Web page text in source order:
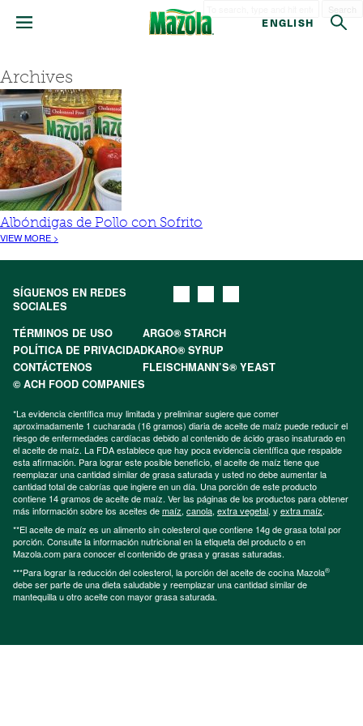
ENGLISH
Archives
Albóndigas de Pollo con Sofrito
VIEW MORE >
SÍGUENOS EN REDES
SOCIALES
TÉRMINOS DE USO
ARGO® STARCH
POLÍTICA DE PRIVACIDADKARO® SYRUP
CONTÁCTENOS
FLEISCHMANN’S® YEAST
© ACH FOOD COMPANIES
*La evidencia científica muy limitada y preliminar sugiere que comer
aproximadamente 1 cucharada (16 gramos) diaria de aceite de maíz puede reducir el
riesgo de enfermedades cardíacas debido al contenido de ácido graso insaturado en
el aceite de maíz. La FDA establece que hay poca evidencia científica que respalde
esta afirmación. Para lograr este posible beneficio, el aceite de maíz tiene que
reemplazar una cantidad similar de grasa saturada y usted no debe aumentar la
cantidad total de calorías que ingiere en un día. Una porción de este producto
contiene 14 gramos de aceite de maíz. Ver las páginas de los productos para obtener
más información sobre los aceites demaíz, canola, extra vegetal, y extra maíz.
**El aceite de maíz es un alimento sin colesterol que contiene 14g de grasa total por
porción. Consulte la información nutricional en la etiqueta del producto o en
Mazola.com para conocer el contenido de grasa y grasas saturadas.
***Para lograr la reducción del colesterol, la porción del aceite de cocina Mazola®
debe ser parte de una dieta saludable y reemplazar una cantidad similar de
mantequilla u otro aceite con mayor grasa saturada.